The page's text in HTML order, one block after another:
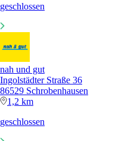
geschlossen
nah und gut
Ingolstädter Straße 36
86529 Schrobenhausen
1,2 km
geschlossen